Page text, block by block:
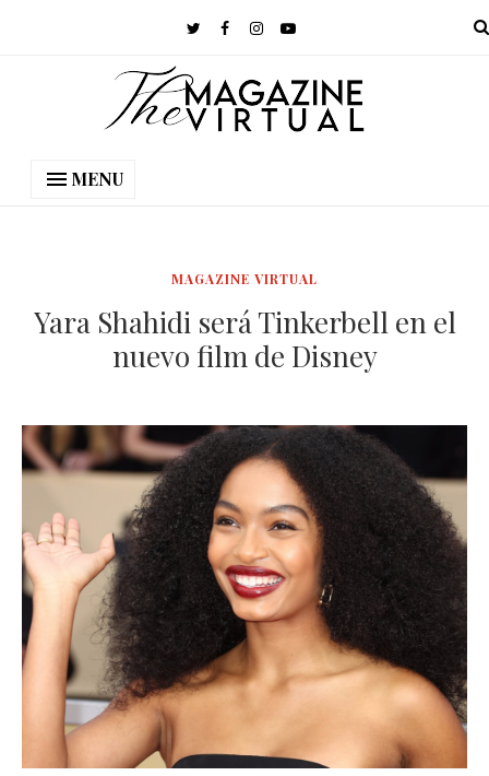
MENU
MAGAZINE VIRTUAL
Yara Shahidi será Tinkerbell en el
nuevo film de Disney